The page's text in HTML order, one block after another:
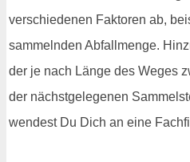
verschiedenen Faktoren ab,
sammelnden Abfallmenge.
der je nach Länge des Weges
der nächstgelegenen
wendest Du Dich an eine